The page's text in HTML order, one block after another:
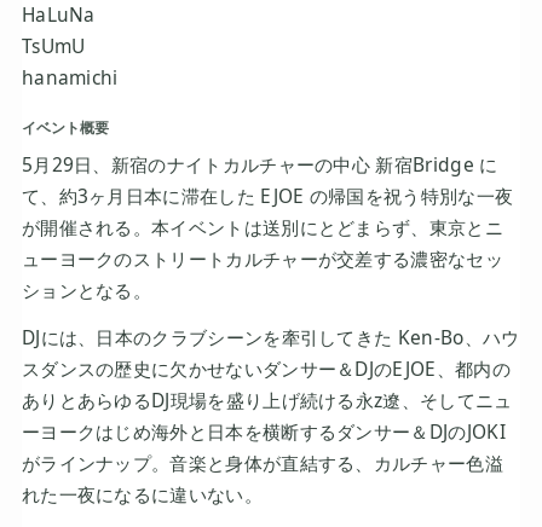
HaLuNa
TsUmU
hanamichi
イベント概要
5月29日、新宿のナイトカルチャーの中心 新宿Bridge に
て、約3ヶ月日本に滞在した EJOE の帰国を祝う特別な一夜
が開催される。本イベントは送別にとどまらず、東京とニ
ューヨークのストリートカルチャーが交差する濃密なセッ
ションとなる。
DJには、日本のクラブシーンを牽引してきた Ken-Bo、ハウ
スダンスの歴史に欠かせないダンサー＆DJのEJOE、都内の
ありとあらゆるDJ現場を盛り上げ続ける永z遼、そしてニュ
ーヨークはじめ海外と日本を横断するダンサー＆DJのJOKI
がラインナップ。音楽と身体が直結する、カルチャー色溢
れた一夜になるに違いない。